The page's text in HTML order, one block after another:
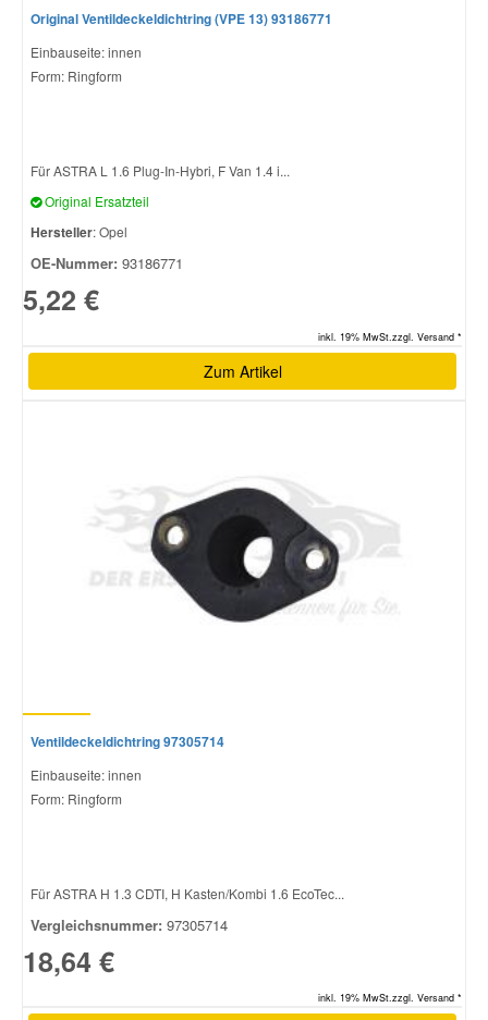
Original Ventildeckeldichtring (VPE 13) 93186771
Einbauseite: innen
Form: Ringform
Für ASTRA L 1.6 Plug-In-Hybri, F Van 1.4 i...
Original Ersatzteil
Hersteller: Opel
OE-Nummer: 93186771
5,22 €
inkl. 19% MwSt.zzgl. Versand *
Zum Artikel
Ventildeckeldichtring 97305714
Einbauseite: innen
Form: Ringform
Für ASTRA H 1.3 CDTI, H Kasten/Kombi 1.6 EcoTec...
Vergleichsnummer: 97305714
18,64 €
inkl. 19% MwSt.zzgl. Versand *